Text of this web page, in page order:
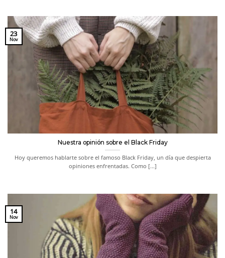
Nuestra opinión sobre el Black Friday
Hoy queremos hablarte sobre el famoso Black Friday, un día que despierta
opiniones enfrentadas. Como [...]
23
Nov
14
Nov